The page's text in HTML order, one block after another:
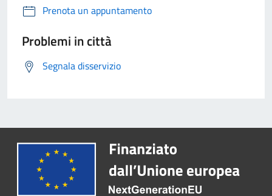
Prenota un appuntamento
Problemi in città
Segnala disservizio